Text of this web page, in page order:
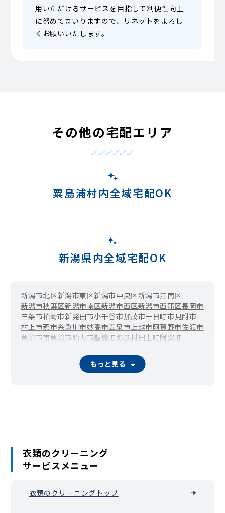
用いただけるサービスを目指して利便性向上
に努めてまいりますので、リネットをよろし
くお願いいたします。
その他の宅配エリア
粟島浦村内全域宅配OK
新潟県内全域宅配OK
新潟市北区新潟市東区新潟市中央区新潟市江南区
新潟市秋葉区新潟市南区新潟市西区新潟市西蒲区長岡市
三条市柏崎市新発田市小千谷市加茂市十日町市 見附市
村上市燕市糸魚川市妙高市五泉市 上越市阿賀野市佐渡市
魚沼市南魚沼市胎内市聖籠町弥彦村田上町阿賀町
もっと見る
衣類のクリーニング
サービスメニュー
衣類のクリーニングトップ